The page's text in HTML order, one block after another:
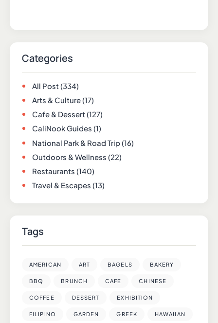
Categories
All Post(334)
Arts & Culture(17)
Cafe & Dessert(127)
CaliNook Guides (1)
National Park & Road Trip(16)
Outdoors & Wellness (22)
Restaurants (140)
Travel & Escapes (13)
Tags
AMERICAN ART BAGELS BAKERY
BBQ BRUNCH CAFE CHINESE
COFFEE DESSERT EXHIBITION
FILIPINO GARDEN GREEK HAWAIIAN